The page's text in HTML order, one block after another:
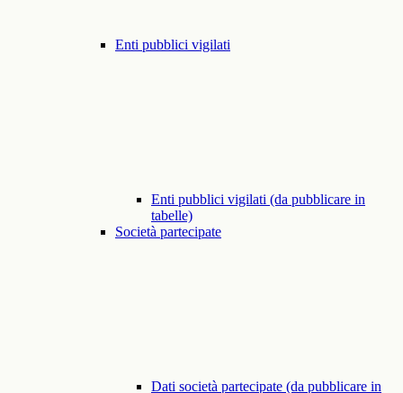
Enti pubblici vigilati
Enti pubblici vigilati (da pubblicare in
tabelle)
Società partecipate
Dati società partecipate (da pubblicare in